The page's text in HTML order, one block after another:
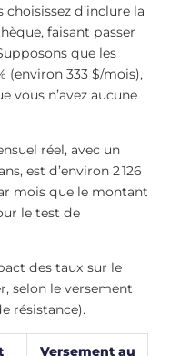
d’inclure la
faisant passer
que les
(environ 333 $/mois),
vous n’avez aucune
réel, avec un
est d’environ 2 126
mois que le montant
le test de
des taux sur le
selon le versement
résistance).
Versement au